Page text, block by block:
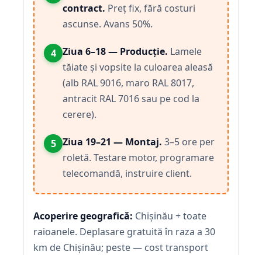
contract. Preț fix, fără costuri
ascunse. Avans 50%.
4 Ziua 6–18 — Producție. Lamele
tăiate și vopsite la culoarea aleasă
(alb RAL 9016, maro RAL 8017,
antracit RAL 7016 sau pe cod la
cerere).
5 Ziua 19–21 — Montaj. 3–5 ore per
roletă. Testare motor, programare
telecomandă, instruire client.
Acoperire geografică: Chișinău + toate
raioanele. Deplasare gratuită în raza a 30
km de Chișinău; peste — cost transport